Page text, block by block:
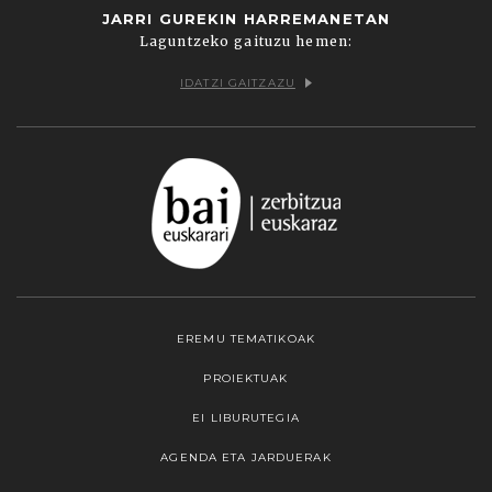
JARRI GUREKIN HARREMANETAN
Laguntzeko gaituzu hemen:
IDATZI GAITZAZU
EREMU TEMATIKOAK
PROIEKTUAK
EI LIBURUTEGIA
AGENDA ETA JARDUERAK